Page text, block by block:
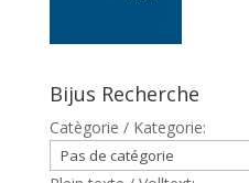
Bijus Recherche
Catègorie / Kategorie: